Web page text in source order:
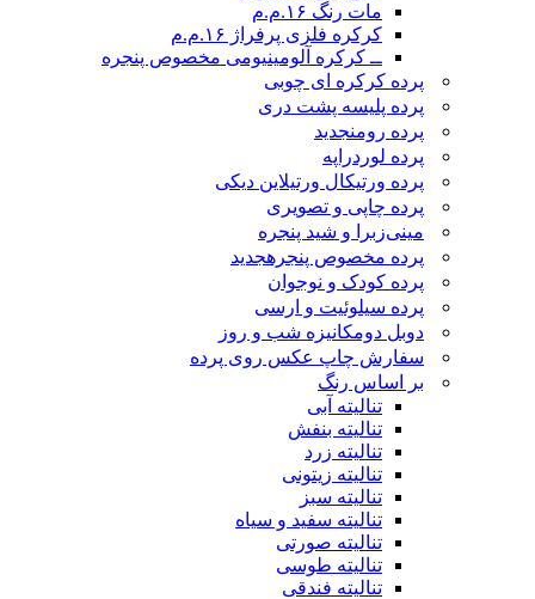
مات رنگ ۱۶.م.م
کرکره فلزی پرفراژ ۱۶.م.م
ــ کرکره آلومینیومی مخصوص پنجره
پرده کرکره ای چوبی
پرده پلیسه پشت دری
پرده رومنجدید
پرده لوردراپه
پرده ورتیکال ورتیلاین دیکی
پرده چاپی و تصویری
مینی‌زبرا و شید پنجره
پرده مخصوص پنجرهجدید
پرده کودک و نوجوان
پرده سیلوئیت و ارسی
دوبل دومکانیزه شب و روز
سفارش چاپ عکس روی پرده
بر اساس رنگ
تنالیته آبی
تنالیته بنفش
تنالیته زرد
تنالیته زیتونی
تنالیته سبز
تنالیته سفید و سیاه
تنالیته صورتی
تنالیته طوسی
تنالیته فندقی